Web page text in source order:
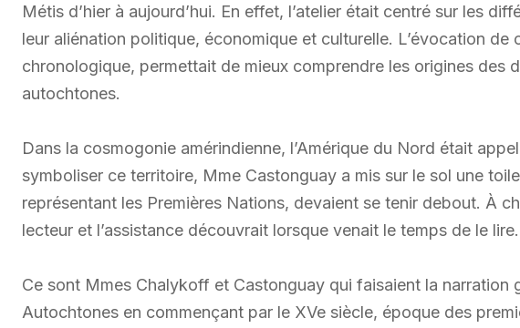
Métis d’hier à aujourd’hui. En effet, l’atelier était centré sur les
leur aliénation politique, économique et culturelle. L’évocation de
chronologique, permettait de mieux comprendre les origines des
autochtones.
Dans la cosmogonie amérindienne, l’Amérique du Nord était
symboliser ce territoire, Mme Castonguay a mis sur le sol une
représentant les Premières Nations, devaient se tenir debout. À
lecteur et l’assistance découvrait lorsque venait le temps de le lire.
Ce sont Mmes Chalykoff et Castonguay qui faisaient la narration
Autochtones en commençant par le XVe siècle, époque des